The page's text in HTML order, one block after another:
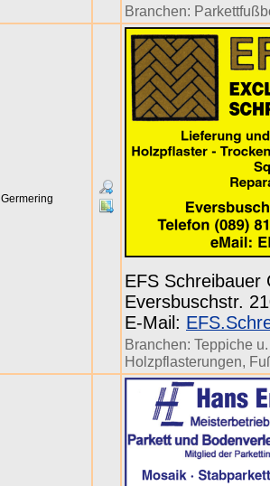
Branchen:
Germering
EFS Schreibauer
Eversbuschstr.
E-Mail:
Branchen: Teppiche
Holzpflasterungen,